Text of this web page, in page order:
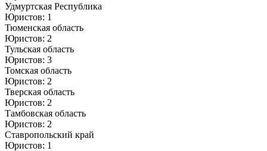
Удмуртская Республика
Юристов: 1
Тюменская область
Юристов: 2
Тульская область
Юристов: 3
Томская область
Юристов: 2
Тверская область
Юристов: 2
Тамбовская область
Юристов: 2
Ставропольский край
Юристов: 1